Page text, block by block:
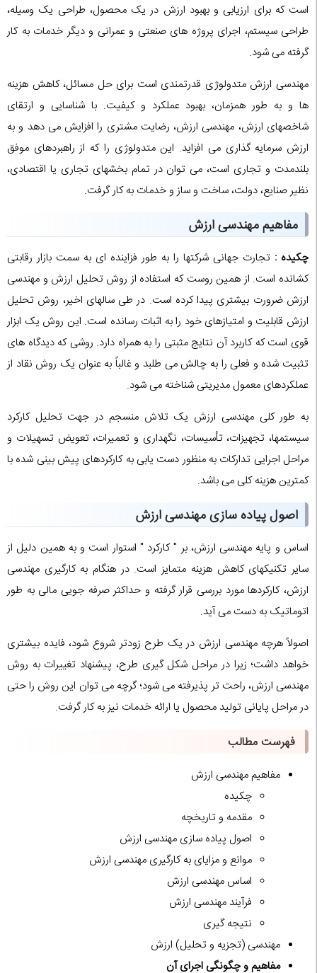
است که برای ارزیابی و بهبود ارزش در یک محصول، طراحی یک وسیله،
طراحی سیستم، اجرای پروژه های صنعتی و عمرانی و دیگر خدمات به کار
گرفته می شود.
مهندسی ارزش متدولوژی قدرتمندی است برای حل مسائل، کاهش هزینه
ها و به طور همزمان، بهبود عملکرد و کیفیت. با شناسایی و ارتقای
شاخصهای ارزش، مهندسی ارزش، رضایت مشتری را افزایش می دهد و به
ارزش سرمایه گذاری می افزاید. این متدولوژی را که از راهبردهای موفق
بلندمدت و تجاری است، می توان در تمام بخشهای تجاری یا اقتصادی،
نظیر صنایع، دولت، ساخت و ساز و خدمات به کار گرفت.
مفاهیم مهندسی ارزش
چکیده :تجارت جهانی شرکتها را به طور فزاینده ای به سمت بازار رقابتی
کشانده است. از همین روست که استفاده از روش تحلیل ارزش و مهندسی
ارزش ضرورت بیشتری پیدا کرده است. در طی سالهای اخیر، روش تحلیل
ارزش قابلیت و امتیازهای خود را به اثبات رسانده است. این روش یک ابزار
قوی است که کاربرد آن نتایج مثبتی را به همراه دارد. روشی که دیدگاه های
تثبیت شده و فعلی را به چالش می طلبد و غالباً به عنوان یک روش نقاد از
عملکردهای معمول مدیریتی شناخته می شود.
به طور کلی مهندسی ارزش یک تلاش منسجم در جهت تحلیل کارکرد
سیستمها، تجهیزات، تأسیسات، نگهداری و تعمیرات، تعویض تسهیلات و
مراحل اجرایی تدارکات به منظور دست یابی به کارکردهای پیش بینی شده با
کمترین هزینه کلی می باشد.
اصول پیاده سازی مهندسی ارزش
اساس و پایه مهندسی ارزش، بر " کارکرد " استوار است و به همین دلیل از
سایر تکنیکهای کاهش هزینه متمایز است. در هنگام به کارگیری مهندسی
ارزش، کارکردها مورد بررسی قرار گرفته و حداکثر صرفه جویی مالی به طور
اتوماتیک به دست می آید.
اصولاً هرچه مهندسی ارزش در یک طرح زودتر شروع شود، فایده بیشتری
خواهد داشت؛ زیرا در مراحل شکل گیری طرح، پیشنهاد تغییرات به روش
مهندسی ارزش، راحت تر پذیرفته می شود؛ گرچه می توان این روش را حتی
در مراحل پایانی تولید محصول یا ارائه خدمات نیز به کار گرفت.
فهرست مطالب
مفاهیم مهندسی ارزش
چکیده
مقدمه و تاریخچه
اصول پیاده سازی مهندسی ارزش
موانع و مزایای به کارگیری مهندسی ارزش
اساس مهندسی ارزش
فرآیند مهندسی ارزش
نتیجه گیری
مهندسی (تجزیه و تحلیل) ارزش
مفاهیم و چگونگی اجرای آن